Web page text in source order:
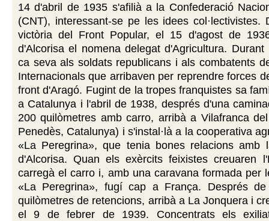
14 d'abril de 1935 s'afilià a la Confederació
(CNT), interessant-se pe les idees col·lectivistes.
victòria del Front Popular, el 15 d'agost de
d'Alcorisa el nomena delegat d'Agricultura.
ca seva als soldats republicans i als combatents
Internacionals que arribaven per reprendre forces
front d'Aragó. Fugint de la tropes franquistes sa
a Catalunya i l'abril de 1938, després d'una
200 quilòmetres amb carro, arribà a Vilafranca
Penedès, Catalunya) i s'instal·là a la cooperativa
«La Peregrina», que tenia bones relacions amb
d'Alcorisa. Quan els exèrcits feixistes creuaren
carregà el carro i, amb una caravana formada per
«La Peregrina», fugí cap a França. Després
quilòmetres de retencions, arribà a La Jonquera i
el 9 de febrer de 1939. Concentrats els